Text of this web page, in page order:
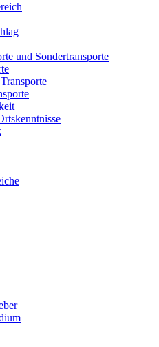
und Sondertransporte